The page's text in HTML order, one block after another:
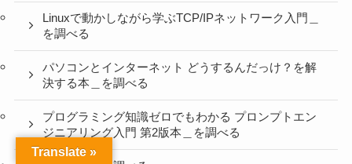
Linuxで動かしながら学ぶTCP/IPネットワーク入門＿
を調べる
パソコンとインターネット どうするんだっけ？を解
決する本＿を調べる
プログラミング知識ゼロでもわかる プロンプトエン
ジニアリング入門 第2版本＿を調べる
Translate »